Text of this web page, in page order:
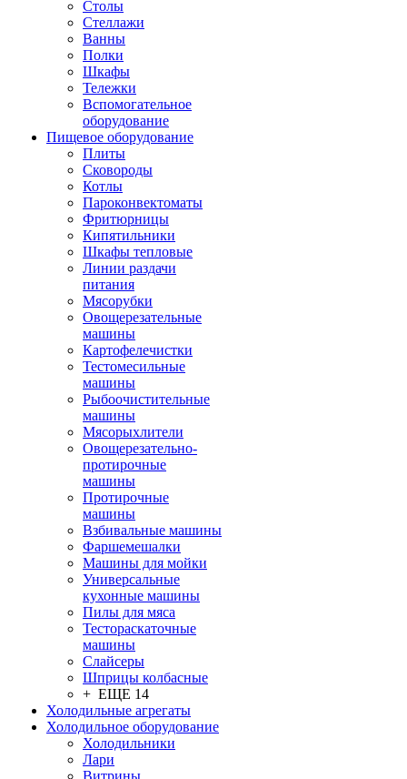
Столы
Стеллажи
Ванны
Полки
Шкафы
Тележки
Вспомогательное
оборудование
Пищевое оборудование
Плиты
Сковороды
Котлы
Пароконвектоматы
Фритюрницы
Кипятильники
Шкафы тепловые
Линии раздачи
питания
Мясорубки
Овощерезательные
машины
Картофелечистки
Тестомесильные
машины
Рыбоочистительные
машины
Мясорыхлители
Овощерезательно-
протирочные
машины
Протирочные
машины
Взбивальные машины
Фаршемешалки
Машины для мойки
Универсальные
кухонные машины
Пилы для мяса
Тестораскаточные
машины
Слайсеры
Шприцы колбасные
+ ЕЩЕ 14
Холодильные агрегаты
Холодильное оборудование
Холодильники
Лари
Витрины